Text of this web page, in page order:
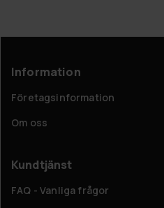
Information
Företagsinformation
Om oss
Kundtjänst
FAQ - Vanliga frågor